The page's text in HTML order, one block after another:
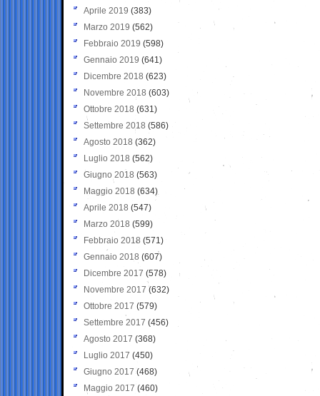
Aprile 2019 (383)
Marzo 2019 (562)
Febbraio 2019 (598)
Gennaio 2019 (641)
Dicembre 2018 (623)
Novembre 2018 (603)
Ottobre 2018 (631)
Settembre 2018 (586)
Agosto 2018 (362)
Luglio 2018 (562)
Giugno 2018 (563)
Maggio 2018 (634)
Aprile 2018 (547)
Marzo 2018 (599)
Febbraio 2018 (571)
Gennaio 2018 (607)
Dicembre 2017 (578)
Novembre 2017 (632)
Ottobre 2017 (579)
Settembre 2017 (456)
Agosto 2017 (368)
Luglio 2017 (450)
Giugno 2017 (468)
Maggio 2017 (460)